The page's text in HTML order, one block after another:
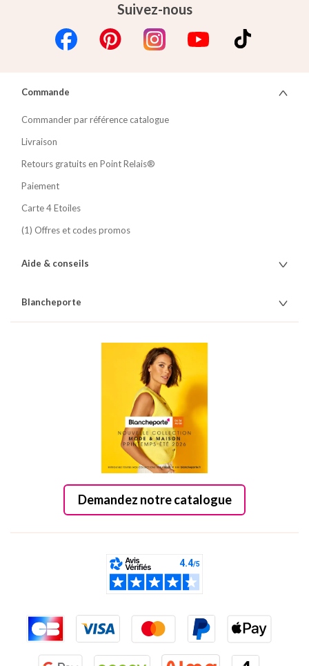
Suivez-nous
Demandez notre catalogue
Commande
Commander par référence catalogue
Livraison
Retours gratuits en Point Relais®
Paiement
Carte 4 Etoiles
(1) Offres et codes promos
Aide & conseils
Blancheporte